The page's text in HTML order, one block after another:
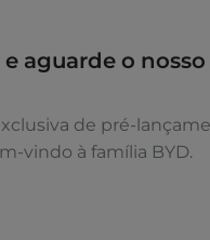
aguarde o
de pré-
vindo à família BYD.